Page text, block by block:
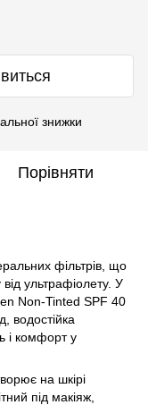
знижки
Порівняти
фільтрів, що
ультрафіолету. У
Non-Tinted SPF 40
водостійка
і комфорт у
на шкірі
під макіяж,